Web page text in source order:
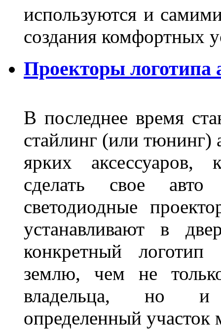
используются и
создания комфортных
Проекторы логотипа
В последнее время
стайлинг (или тюнинг)
ярких аксессуаров,
сделать свое
светодиодные
устанавливают в
конкретный логотип
землю, чем не
владельца, но и
определенный участок